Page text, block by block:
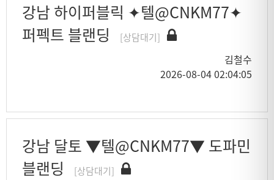
강남 하이퍼블릭 ✦텔@CNKM77✦
퍼펙트 블랜딩
[상담대기]
김철수
2026-08-04 02:04:05
강남 달토 ▼텔@CNKM77▼ 도파민
블랜딩
[상담대기]